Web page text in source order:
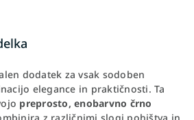
dodatek za vsak sodoben
elegance in praktičnosti. Ta
preprosto, enobarvno črno